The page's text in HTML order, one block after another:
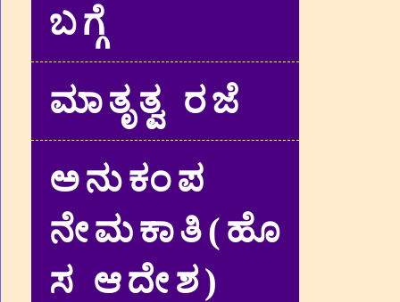
ಬಗ್ಗೆ
ಮಾತೃತ್ವ ರಜೆ
ಅನುಕಂಪ
ನೇಮಕಾತಿ(ಹೊ
ಸ ಆದೇಶ)